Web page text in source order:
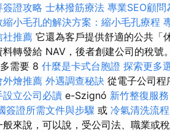
簽證攻略 士林撥筋療法 專業SEO顧問
縮小毛孔的解決方案：縮小毛孔療程
社推薦 它還為客戶提供舒適的公共「
轉發給 NAV，後者創建公司的稅
需要 8 什麼是卡式台胞證 探索更多
外燴推薦 外遇調查秘訣 從電子公司程
設立公司必讀 e-Szignó 新竹整復服務
簽證所需文件與步驟 或 冷氣清洗流程
來說，可以說，受公司法、職業或